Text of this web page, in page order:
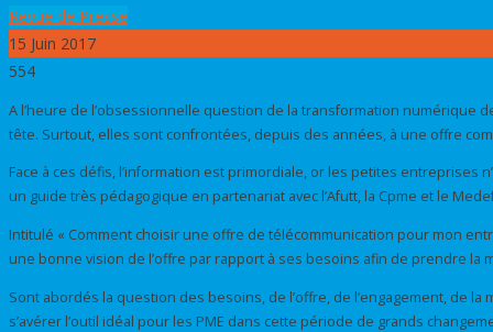
Revue de Presse
15 Juin 2017
554
A l’heure de l’obsessionnelle question de la transformation numérique
tête. Surtout, elles sont confrontées, depuis des années, à une offre
Face à ces défis, l’information est primordiale, or les petites entreprises
un guide très pédagogique en partenariat avec l’Afutt, la Cpme et le
Intitulé « Comment choisir une offre de télécommunication pour mon
une bonne vision de l’offre par rapport à ses besoins afin de prendre la
Sont abordés la question des besoins, de l’offre, de l’engagement, de
s’avérer l’outil idéal pour les PME dans cette période de grands